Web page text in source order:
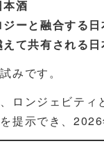
酒
ーと融合する日
て共有される日
みです。
ロンジェビテ
提示でき、